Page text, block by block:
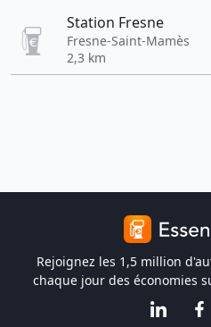
Station Fresne
Fresne-Saint-Mamès
2,3 km
Rejoignez les 1,5 million
chaque jour des économies